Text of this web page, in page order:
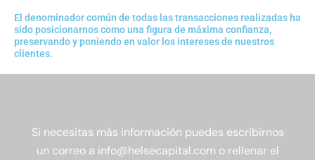
El denominador común de todas las transacciones realizadas ha
sido posicionarnos como una figura de máxima confianza,
preservando y poniendo en valor los intereses de nuestros
clientes.
Si necesitas más información puedes escribirnos
un correo a info@helsecapital.com o rellenar el